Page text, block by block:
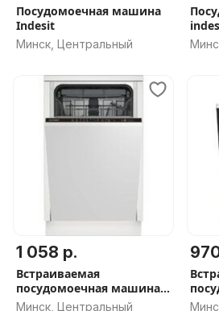
Посудомоечная машина
Indesit
Минск, Центральный
1 058 р.
Встраиваемая
посудомоечная машина
Indesit DIS 2C28
Минск, Центральный